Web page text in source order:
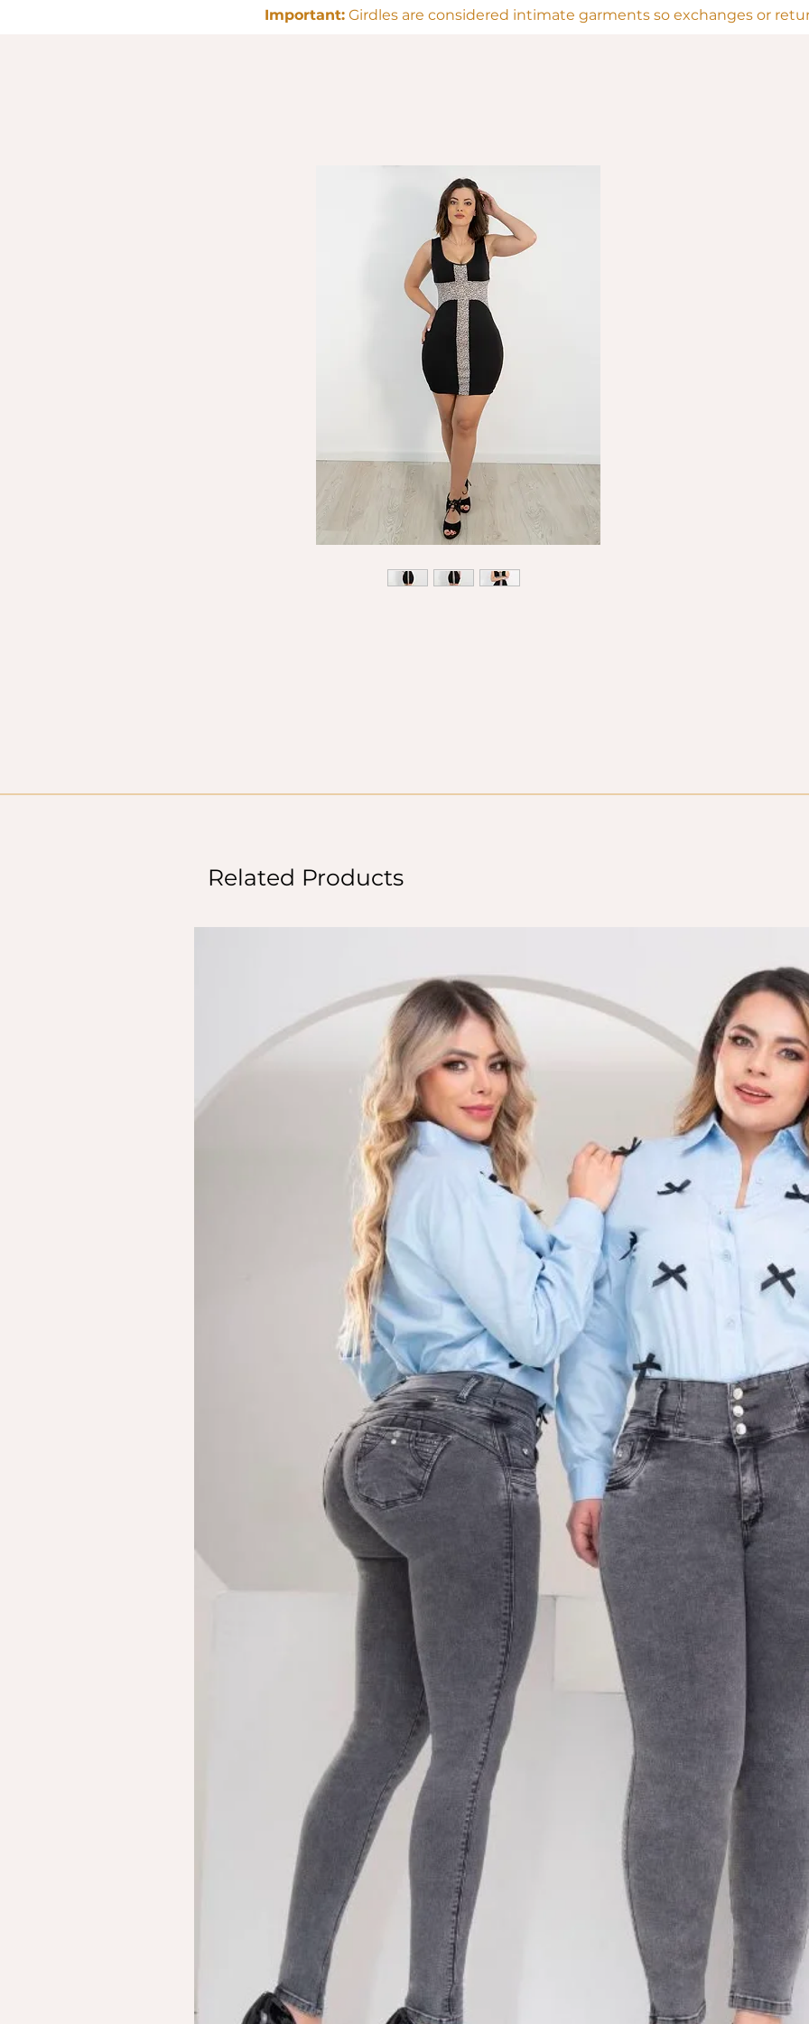
Important: Girdles are considered intimate garments so exchanges or
Related Products